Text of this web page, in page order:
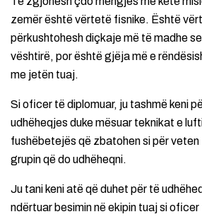
zemër është vërtetë fisnike. Është
përkushtohesh diçkaje më të madhe
vështirë, por është gjëja më e
me jetën tuaj.
Si oficer të diplomuar, ju tashmë keni
udhëheqjes duke mësuar teknikat e
fushëbetejës që zbatohen si për veten
grupin që do udhëheqni.
Ju tani keni atë që duhet për të
ndërtuar besimin në ekipin tuaj si